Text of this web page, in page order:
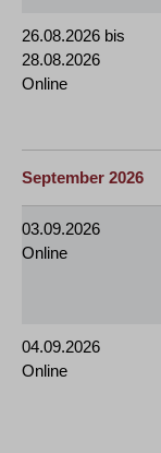
26.08.2026 bis
28.08.2026
Online
September 2026
03.09.2026
Online
04.09.2026
Online